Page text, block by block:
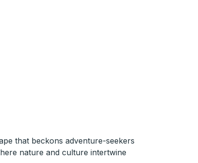
that beckons adventure-seekers
nature and culture intertwine